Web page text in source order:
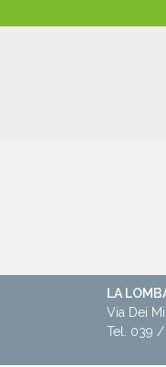
LA
Via Dei
Tel. 039 /